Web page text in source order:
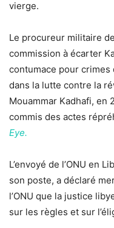
vierge.
Le procureur militaire
commission à écarter
contumace pour
dans la lutte contre la
Mouammar Kadhafi, en
commis des actes
Eye.
L’envoyé de l’ONU en
son poste, a déclaré
l’ONU que la justice
sur les règles et sur